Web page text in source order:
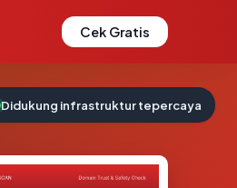
Cek Gratis
Didukung infrastruktur tepercaya